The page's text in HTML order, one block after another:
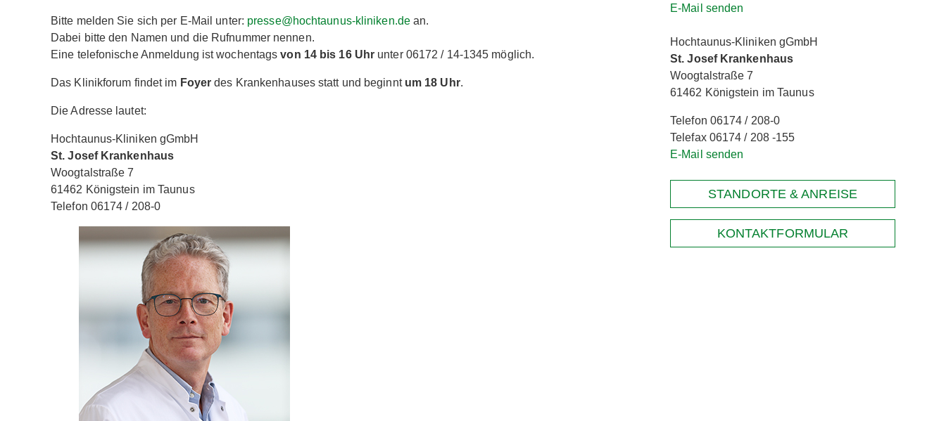
Bitte melden Sie sich per E-Mail unter: presse@hochtaunus-kliniken.dean.
Dabei bitte den Namen und die Rufnummer nennen.
Eine telefonische Anmeldung ist wochentagsvon 14 bis 16 Uhr unter 06172 / 14-1345 möglich.
Das Klinikforum findet im Foyerdes Krankenhauses statt und beginnt um 18 Uhr.
Die Adresse lautet:
Hochtaunus-Kliniken gGmbH
St. Josef Krankenhaus
Woogtalstraße 7
61462 Königstein im Taunus
Telefon 06174 / 208-0
E-Mail senden
Hochtaunus-Kliniken gGmbH
St. Josef Krankenhaus
Woogtalstraße 7
61462 Königstein im Taunus
Telefon 06174 / 208-0
Telefax 06174 / 208 -155
E-Mail senden
STANDORTE & ANREISE
KONTAKTFORMULAR